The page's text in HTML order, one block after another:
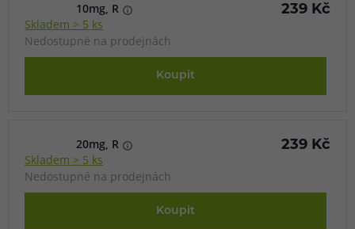
10mg, R
Skladem > 5 ks
Nedostupné na prodejnách
239 Kč
Koupit
20mg, R
Skladem > 5 ks
Nedostupné na prodejnách
239 Kč
Koupit